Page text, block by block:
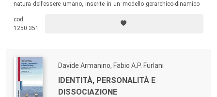
natura dell’essere umano, inserite in un modello gerarchico-dinamico
cod.
1250.351
Davide Armanino, Fabio A.P. Furlani
IDENTITÀ, PERSONALITÀ E
DISSOCIAZIONE